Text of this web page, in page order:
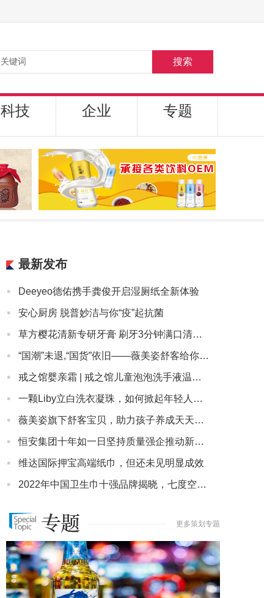
搜索
科技 企业 专题
最新发布
· Deeyeo德佑携手龚俊开启湿厕纸全新体验
· 安心厨房 脱普妙洁与你“疫”起抗菌
· 草方樱花清新专研牙膏 刷牙3分钟满口清净樱花香
· “国潮”未退,“国货”依旧——薇美姿舒客给你不一样的安全感!
· 戒之馆婴亲霜 | 戒之馆儿童泡泡洗手液温和不伤肤
· 一颗Liby立白洗衣凝珠，如何掀起年轻人的洗衣变革？
· 薇美姿旗下舒客宝贝，助力孩子养成天天刷牙好习惯！
· 恒安集团十年如一日坚持质量强企推动新国货品牌走向国际
· 维达国际押宝高端纸巾，但还未见明显成效
· 2022年中国卫生巾十强品牌揭晓，七度空间荣登榜单
更多策划专题